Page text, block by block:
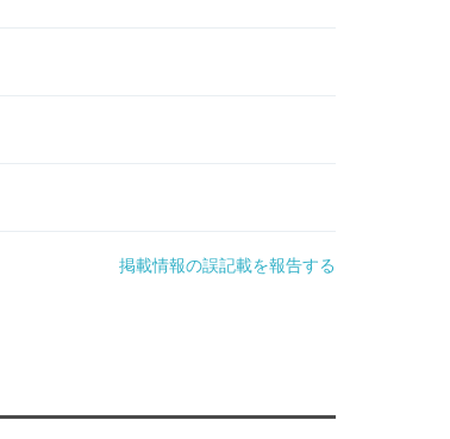
掲載情報の誤記載を報告する